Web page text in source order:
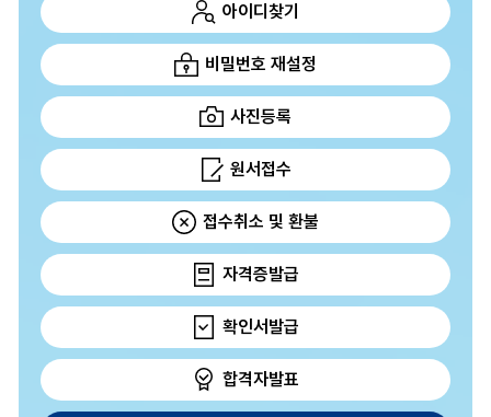
아이디찾기
비밀번호 재설정
사진등록
원서접수
접수취소 및 환불
자격증발급
확인서발급
합격자발표